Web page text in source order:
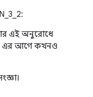
এই অনুরোধে
এর আগে কখনও